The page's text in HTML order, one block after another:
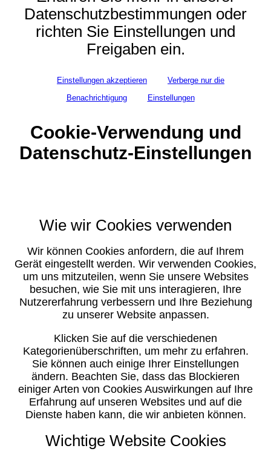
Datenschutzbestimmungen oder
richten Sie Einstellungen und
Freigaben ein.
Einstellungen akzeptieren
Verberge nur die
Benachrichtigung
Einstellungen
Cookie-Verwendung und
Datenschutz-Einstellungen
Wie wir Cookies verwenden
Wir können Cookies anfordern, die auf Ihrem
Gerät eingestellt werden. Wir verwenden Cookies,
um uns mitzuteilen, wenn Sie unsere Websites
besuchen, wie Sie mit uns interagieren, Ihre
Nutzererfahrung verbessern und Ihre Beziehung
zu unserer Website anpassen.
Klicken Sie auf die verschiedenen
Kategorienüberschriften, um mehr zu erfahren.
Sie können auch einige Ihrer Einstellungen
ändern. Beachten Sie, dass das Blockieren
einiger Arten von Cookies Auswirkungen auf Ihre
Erfahrung auf unseren Websites und auf die
Dienste haben kann, die wir anbieten können.
Wichtige Website Cookies